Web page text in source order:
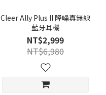
Cleer Ally Plus II 降噪真無線
藍牙耳機
NT$2,999
NT$6,980